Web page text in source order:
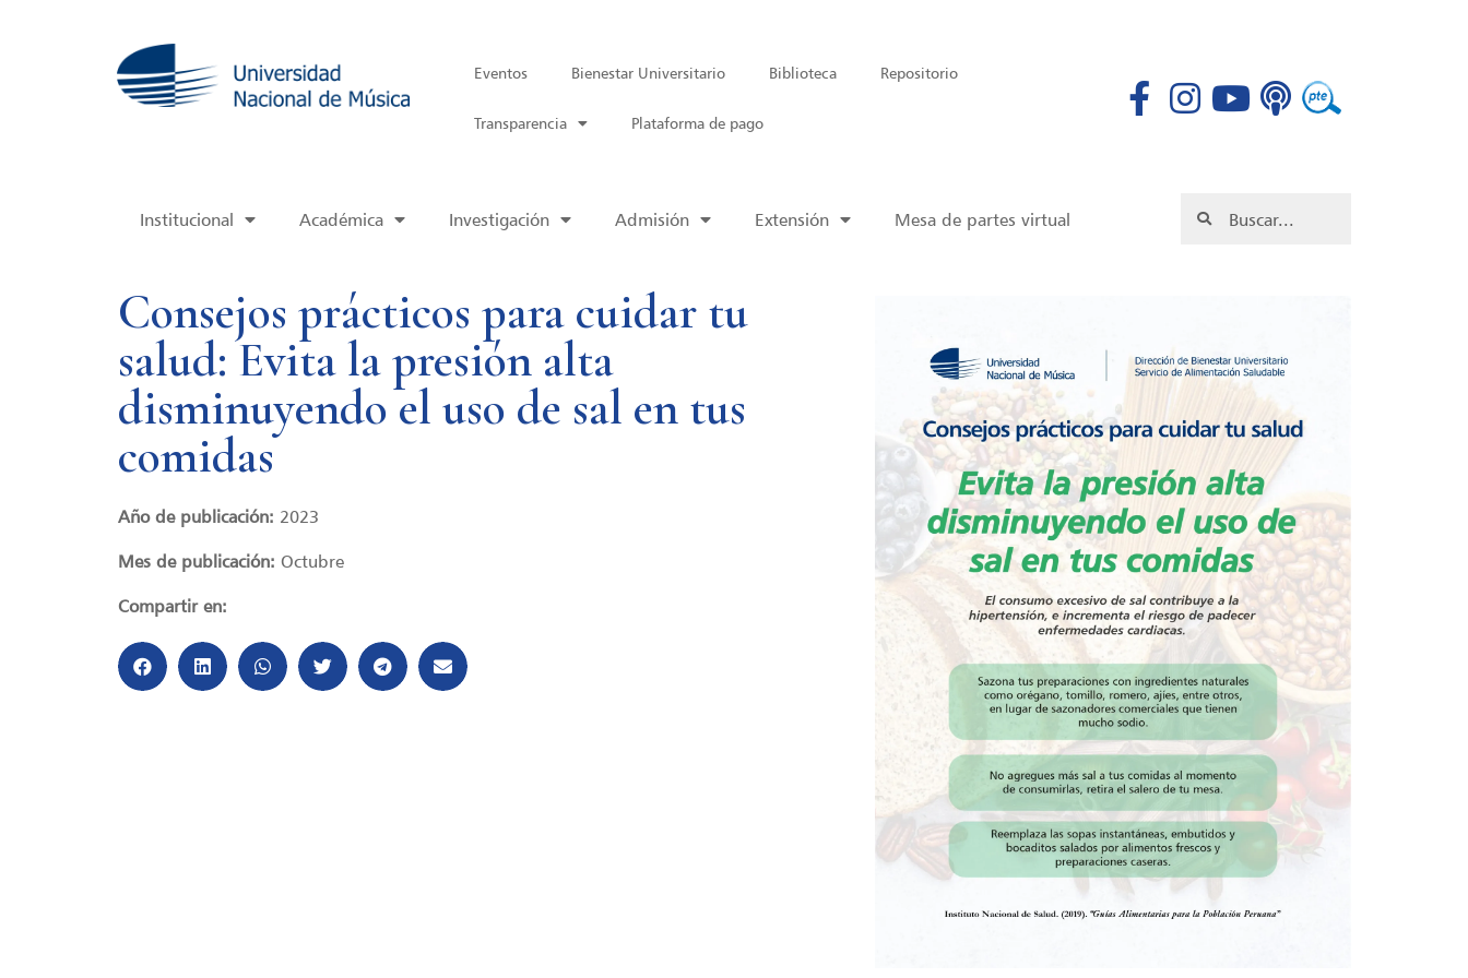
Eventos Bienestar Universitario Biblioteca Repositorio
Transparencia Plataforma de pago
Institucional Académica Investigación Admisión Extensión Mesa de partes virtual
Consejos prácticos para cuidar tu
salud: Evita la presión alta
disminuyendo el uso de sal en tus
comidas
Año de publicación: 2023
Mes de publicación: Octubre
Compartir en: